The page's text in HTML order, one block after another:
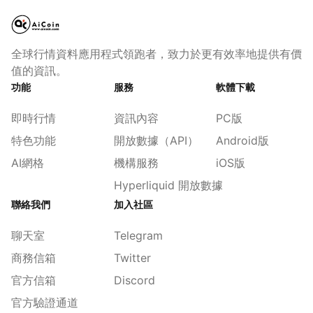
全球行情資料應用程式領跑者，致力於更有效率地提供有價
值的資訊。
功能
即時行情
特色功能
AI網格
服務
資訊內容
開放數據（API）
機構服務
Hyperliquid 開放數據
軟體下載
PC版
Android版
iOS版
聯絡我們
聊天室
商務信箱
官方信箱
官方驗證通道
加入社區
Telegram
Twitter
Discord